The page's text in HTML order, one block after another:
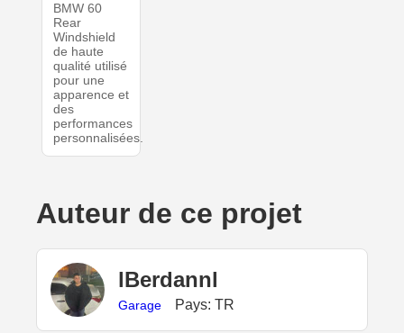
BMW 60
Rear
Windshield
de haute
qualité utilisé
pour une
apparence et
des
performances
personnalisées.
Auteur de ce projet
lBerdannl
Garage Pays: TR